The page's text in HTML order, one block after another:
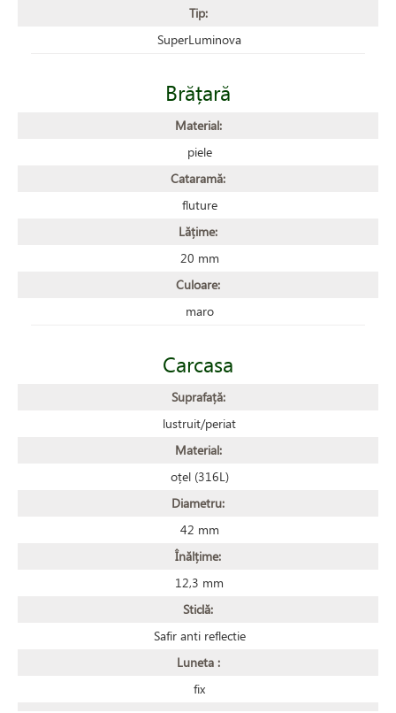
Tip:
SuperLuminova
Brățară
Material:
piele
Cataramă:
fluture
Lățime:
20 mm
Culoare:
maro
Carcasa
Suprafață:
lustruit/periat
Material:
oțel (316L)
Diametru:
42 mm
Înălțime:
12,3 mm
Sticlă:
Safir anti reflectie
Luneta :
fix